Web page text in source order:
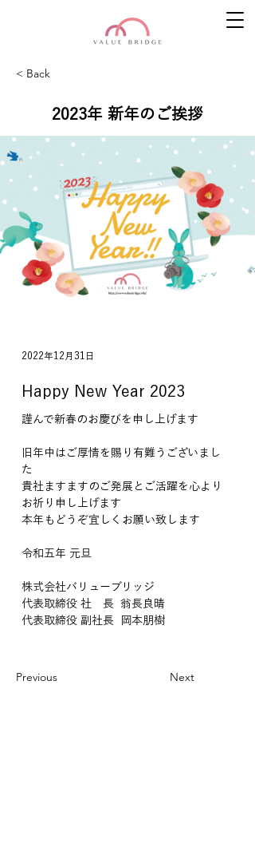
< Back
2023年 新年のご挨拶
2022年12月31日
Happy New Year 2023
謹んで新春のお慶びを申し上げます
旧年中はご厚情を賜り有難うございまし
た
貴社ますますのご発展とご活躍を心より
お祈り申し上げます
本年もどうぞ宜しくお願い致します
令和五年 元旦
株式会社バリューブリッジ
代表取締役 社　長  翁長良晴
代表取締役 副社長  岡本朋樹
Previous Next